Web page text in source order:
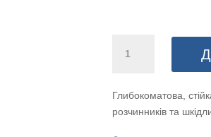
B1
кількість
Глибокоматова,
розчинників та